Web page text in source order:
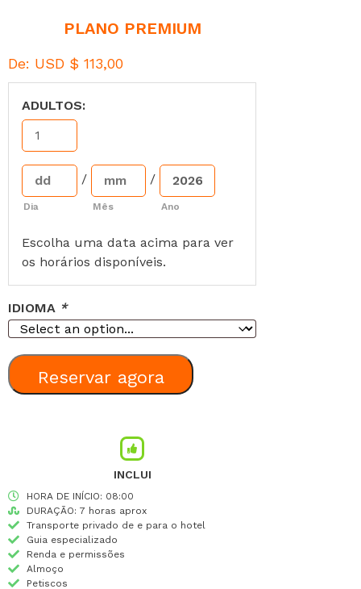
PLANO PREMIUM
De: USD $ 113,00
ADULTOS:
Dia
/
Mês
/
Ano
Escolha uma data acima para ver
os horários disponíveis.
IDIOMA *
Reservar agora
INCLUI
HORA DE INÍCIO: 08:00
DURAÇÃO: 7 horas aprox
Transporte privado de e para o hotel
Guia especializado
Renda e permissões
Almoço
Petiscos